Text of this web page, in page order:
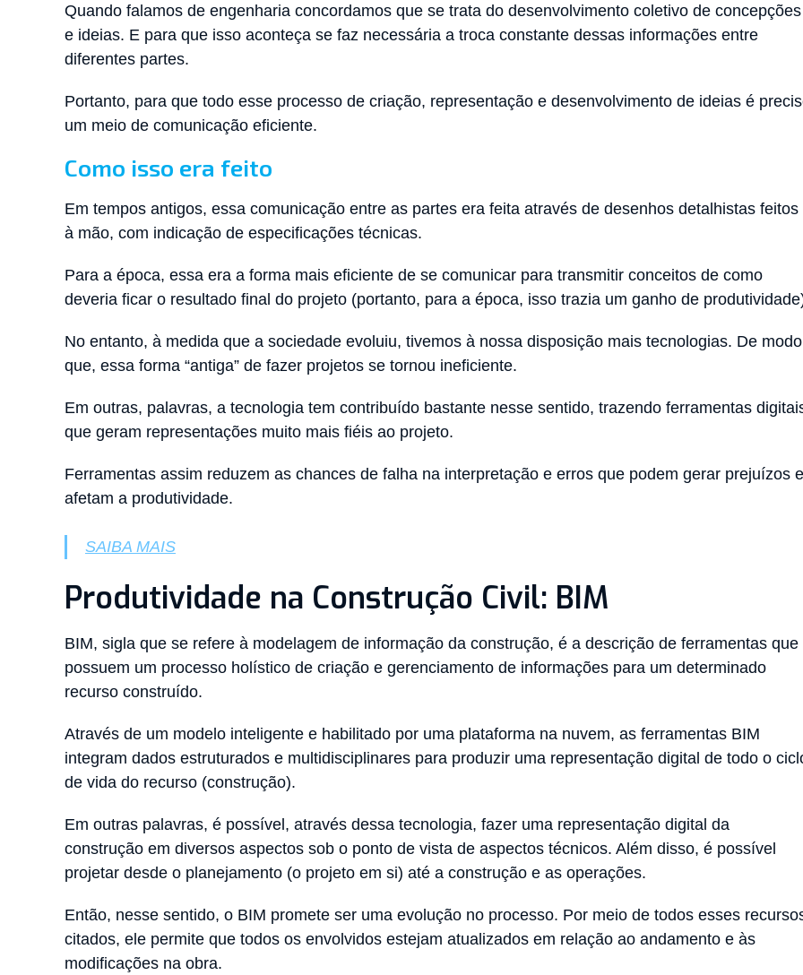
Quando falamos de engenharia concordamos que se trata do desenvolvimento coletivo de concepções
e ideias. E para que isso aconteça se faz necessária a troca constante dessas informações entre
diferentes partes.
Portanto, para que todo esse processo de criação, representação e desenvolvimento de ideias é
um meio de comunicação eficiente.
Como isso era feito
Em tempos antigos, essa comunicação entre as partes era feita através de desenhos detalhistas feitos
à mão, com indicação de especificações técnicas.
Para a época, essa era a forma mais eficiente de se comunicar para transmitir conceitos de como
deveria ficar o resultado final do projeto (portanto, para a época, isso trazia um ganho de
No entanto, à medida que a sociedade evoluiu, tivemos à nossa disposição mais tecnologias. De modo
que, essa forma “antiga” de fazer projetos se tornou ineficiente.
Em outras, palavras, a tecnologia tem contribuído bastante nesse sentido, trazendo ferramentas
que geram representações muito mais fiéis ao projeto.
Ferramentas assim reduzem as chances de falha na interpretação e erros que podem gerar prejuízos e
afetam a produtividade.
SAIBA MAIS
Produtividade na Construção Civil: BIM
BIM, sigla que se refere à modelagem de informação da construção, é a descrição de ferramentas que
possuem um processo holístico de criação e gerenciamento de informações para um determinado
recurso construído.
Através de um modelo inteligente e habilitado por uma plataforma na nuvem, as ferramentas BIM
integram dados estruturados e multidisciplinares para produzir uma representação digital de todo o
de vida do recurso (construção).
Em outras palavras, é possível, através dessa tecnologia, fazer uma representação digital da
construção em diversos aspectos sob o ponto de vista de aspectos técnicos. Além disso, é possível
projetar desde o planejamento (o projeto em si) até a construção e as operações.
Então, nesse sentido, o BIM promete ser uma evolução no processo. Por meio de todos esses
citados, ele permite que todos os envolvidos estejam atualizados em relação ao andamento e às
modificações na obra.